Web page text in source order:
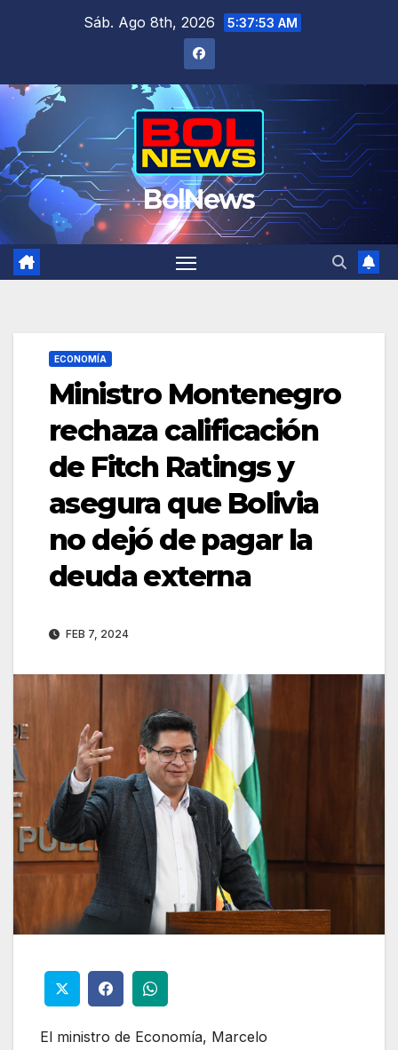
Sáb. Ago 8th, 2026 5:37:54 AM
BolNews
ECONOMÍA
Ministro Montenegro
rechaza calificación
de Fitch Ratings y
asegura que Bolivia
no dejó de pagar la
deuda externa
FEB 7, 2024
El ministro de Economía, Marcelo